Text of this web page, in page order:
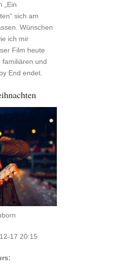
„Ein
sich am
Wünschen
ich mir
Film heute
familiären und
End endet.
17 20:15